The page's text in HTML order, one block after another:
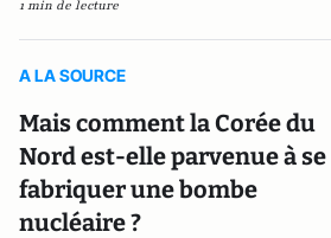
1 min de lecture
A LA SOURCE
Mais comment la Corée du
Nord est-elle parvenue à se
fabriquer une bombe
nucléaire ?